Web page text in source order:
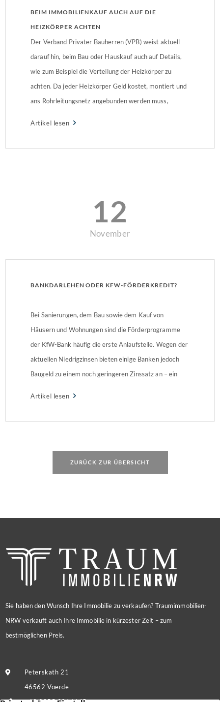
BEIM IMMOBILIENKAUF AUCH AUF DIE
HEIZKÖRPER ACHTEN
Der Verband Privater Bauherren (VPB) weist aktuell
darauf hin, beim Bau oder Hauskauf auch auf Details,
wie zum Beispiel die Verteilung der Heizkörper zu
achten. Da jeder Heizkörper Geld kostet, montiert und
ans Rohrleitungsnetz angebunden werden muss,
Artikel lesen
12
November
BANKDARLEHEN ODER KFW-FÖRDERKREDIT?
Bei Sanierungen, dem Bau sowie dem Kauf von
Häusern und Wohnungen sind die Förderprogramme
der KfW-Bank häufig die erste Anlaufstelle. Wegen der
aktuellen Niedrigzinsen bieten einige Banken jedoch
Baugeld zu einem noch geringeren Zinssatz an – ein
Artikel lesen
ZURÜCK ZUR ÜBERSICHT
Sie haben den Wunsch Ihre Immobilie zu verkaufen? Traumimmobilien-
NRW verkauft auch Ihre Immobilie in kürzester Zeit – zum
bestmöglichen Preis.
Peterskath 21
46562 Voerde